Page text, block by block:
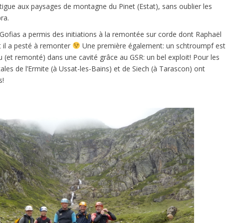
aux paysages de montagne du Pinet (Estat), sans oublier les
a permis des initiations à la remontée sur corde dont Raphaël
a pesté à remonter
Une première également: un schtroumpf est
remonté) dans une cavité grâce au GSR: un bel exploit! Pour les
de l’Ermite (à Ussat-les-Bains) et de Siech (à Tarascon) ont